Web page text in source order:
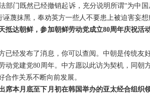
部门既然已经撤销起诉，充分说明所谓“为中
蔑抹黑，奉劝英方一些人不要患上被迫害妄想
抵达朝鲜，参加朝鲜劳动党成立80周年庆祝活
已经发布了消息，你可以查阅。中朝是传统
动党建党80周年。中方愿以此访为契机，同
作关系不断向前发展。
席本月底至下月初在韩国举办的亚太经合组